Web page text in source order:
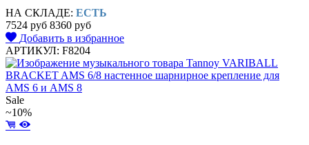
НА СКЛАДЕ: ЕСТЬ
7524 руб 8360 руб
Добавить в избранное
АРТИКУЛ: F8204
Sale
~10%